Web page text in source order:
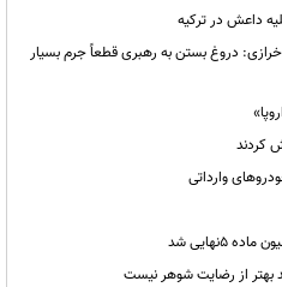
دروغ بستن به رهبری قطعاً جرم بسیار
کردند
وارداتی
شد
بهتر از رضایت شوهر نیست